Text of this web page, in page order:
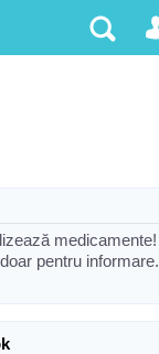
medicamente!
pentru informare.